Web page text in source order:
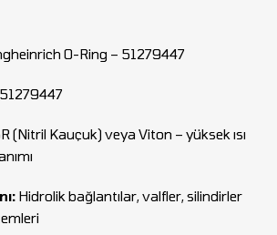
O-Ring – 51279447
51279447
(Nitril Kauçuk) veya Viton – yüksek ısı
Hidrolik bağlantılar, valfler, silindirler